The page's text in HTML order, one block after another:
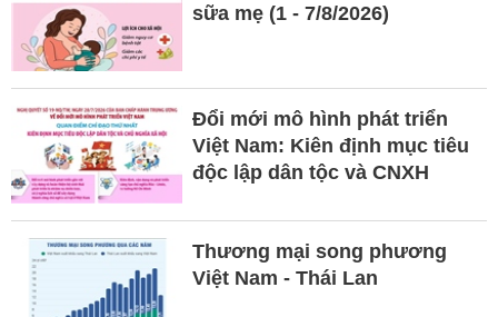
sữa mẹ (1 - 7/8/2026)
Đổi mới mô hình phát triển
Việt Nam: Kiên định mục tiêu
độc lập dân tộc và CNXH
Thương mại song phương
Việt Nam - Thái Lan